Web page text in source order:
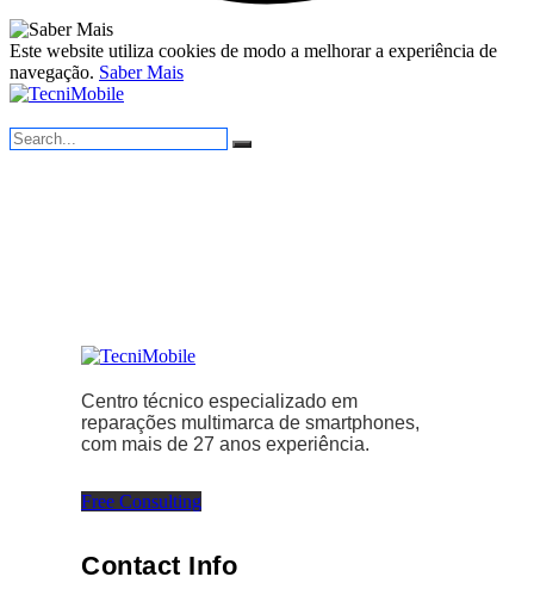
Este website utiliza cookies de modo a melhorar a experiência de
navegação. Saber Mais
Centro técnico especializado em
reparações multimarca de smartphones,
com mais de 27 anos experiência.
Free Consulting
Contact Info